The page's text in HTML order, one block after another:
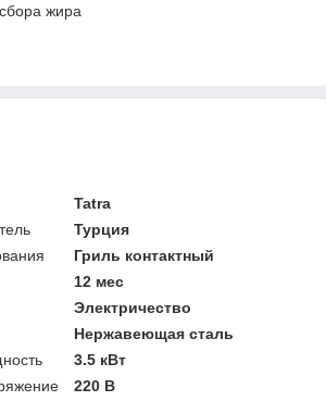
жира
Tatra
Турция
Гриль контактный
12 мес
Электричество
Нержавеющая сталь
3.5 кВт
220 В